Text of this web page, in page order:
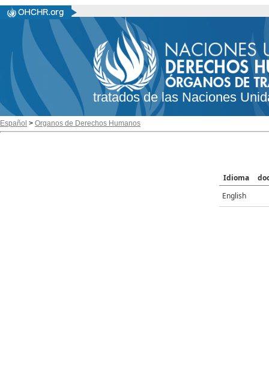
tratados de las Naciones
Español > Organos de Derechos Humanos
Idioma
English